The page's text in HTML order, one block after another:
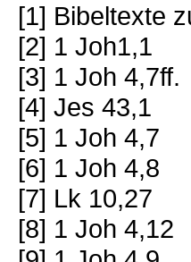
[1] Bibeltexte
[2] 1 Joh1,1
[3] 1 Joh 4,7ff.
[4] Jes 43,1
[5] 1 Joh 4,7
[6] 1 Joh 4,8
[7] Lk 10,27
[8] 1 Joh 4,12